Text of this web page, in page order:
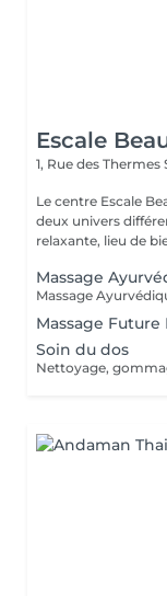
Escale
1, Rue des Thermes
Le centre Escale
deux univers différents. A l'étage, profitez d'une
relaxante, lieu de
Massage
Massage
Massage Future
Soin du dos